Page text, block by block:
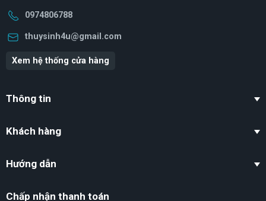
0974806788
thuysinh4u@gmail.com
Xem hệ thống cửa hàng
Thông tin
Khách hàng
Hướng dẫn
Chấp nhận thanh toán